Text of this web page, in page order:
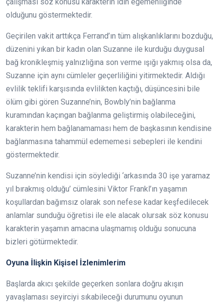
olduğunu göstermektedir.
Geçirilen vakit arttıkça Ferrand’ın tüm alışkanlıklarını bozduğu,
düzenini yıkan bir kadın olan Suzanne ile kurduğu duygusal
bağ kronikleşmiş yalnızlığına son verme ışığı yakmış olsa da,
Suzanne için aynı cümleler geçerliliğini yitirmektedir. Aldığı
evlilik teklifi karşısında evlilikten kaçtığı, düşüncesini bile
ölüm gibi gören Suzanne’nin, Bowbly’nin bağlanma
kuramından kaçıngan bağlanma geliştirmiş olabileceğini,
karakterin hem bağlanamaması hem de başkasının kendisine
bağlanmasına tahammül edememesi sebepleri ile kendini
göstermektedir.
Suzanne’nin kendisi için söylediği ‘arkasında 30 işe yaramaz
yıl bırakmış olduğu’ cümlesini Viktor Frankl’ın yaşamın
koşullardan bağımsız olarak son nefese kadar keşfedilecek
anlamlar sunduğu öğretisi ile ele alacak olursak söz konusu
karakterin yaşamın amacına ulaşmamış olduğu sonucuna
bizleri götürmektedir.
Oyuna İlişkin Kişisel İzlenimlerim
Başlarda akıcı şekilde geçerken sonlara doğru akışın
yavaşlaması seyirciyi sıkabileceği durumunu oyunun